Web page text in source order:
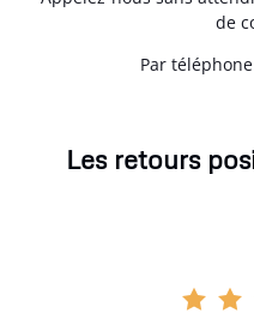
de
Par
Les retours